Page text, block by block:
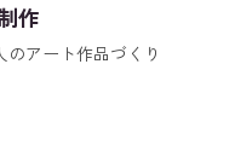
作
アート作品づくり